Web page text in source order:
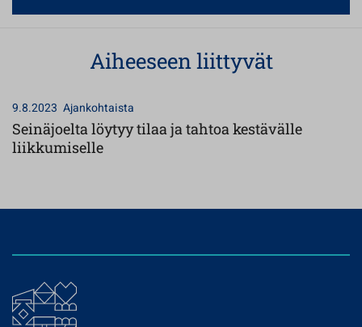
Aiheeseen liittyvät
9.8.2023 Ajankohtaista
Seinäjoelta löytyy tilaa ja tahtoa kestävälle
liikkumiselle